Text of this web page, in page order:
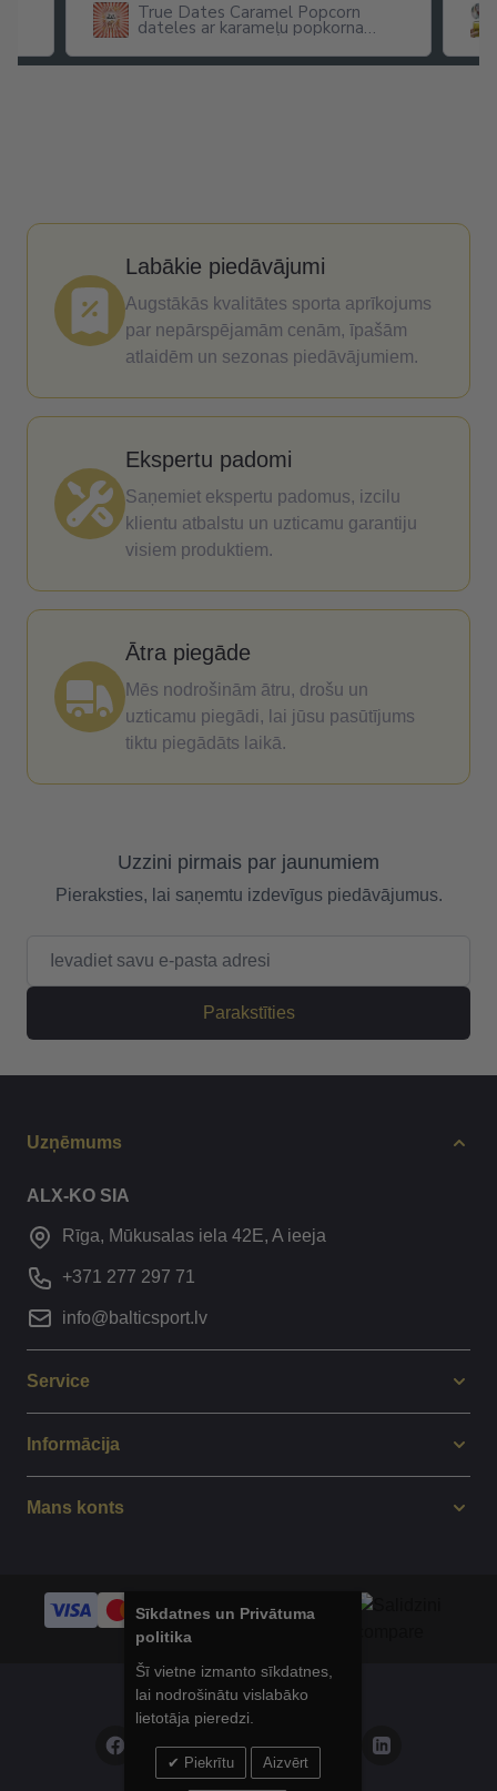
True Dates Caramel Popcorn
dateles ar karameļu popkorna
Labākie piedāvājumi
Augstākās kvalitātes sporta aprīkojums
par nepārspējamām cenām, īpašām
atlaidēm un sezonas piedāvājumiem.
Ekspertu padomi
Saņemiet ekspertu padomus, izcilu
klientu atbalstu un uzticamu garantiju
visiem produktiem.
Ātra piegāde
Mēs nodrošinām ātru, drošu un
uzticamu piegādi, lai jūsu pasūtījums
tiktu piegādāts laikā.
Uzzini pirmais par jaunumiem
Pieraksties, lai saņemtu izdevīgus piedāvājumus.
Parakstīties
Uzņēmums
ALX-KO SIA
Rīga, Mūkusalas iela 42E, A ieeja
+371 277 297 71
info@balticsport.lv
Service
Informācija
Mans konts
© 2014 - 2025 Balticsport.lv
Sīkdatnes un Privātuma
politika
Šī vietne izmanto sīkdatnes,
lai nodrošinātu vislabāko
lietotāja pieredzi.
Piekrītu Aizvērt